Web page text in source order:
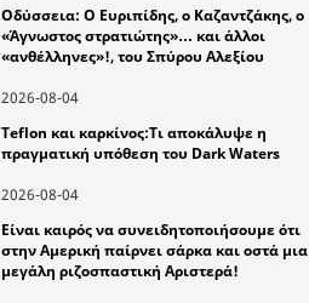
Οδύσσεια: Ο Ευριπίδης, ο Καζαντζάκης, ο
«Άγνωστος στρατιώτης»… και άλλοι
«ανθέλληνες»!, του Σπύρου Αλεξίου
2026-08-04
Teflon και καρκίνος:Τι αποκάλυψε η
πραγματική υπόθεση του Dark Waters
2026-08-04
Είναι καιρός να συνειδητοποιήσουμε ότι
στην Αμερική παίρνει σάρκα και οστά μια
μεγάλη ριζοσπαστική Αριστερά!